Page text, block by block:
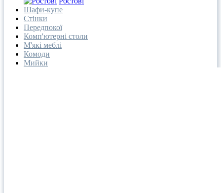
Шафи-купе
Стінки
Передпокої
Комп'ютерні столи
М'які меблі
Комоди
Мийки